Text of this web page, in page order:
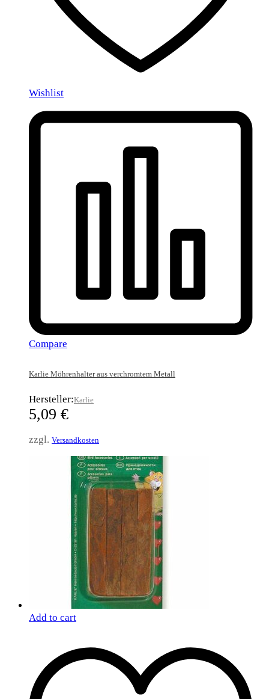
Wishlist
Compare
Karlie Möhrenhalter aus verchromtem Metall
Hersteller:Karlie
5,09 €
zzgl. Versandkosten
Add to cart